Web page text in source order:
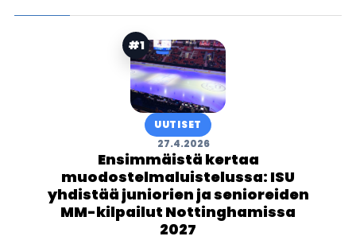
#1
UUTISET
27.4.2026
Ensimmäistä kertaa
muodostelmaluistelussa: ISU
yhdistää juniorien ja senioreiden
MM-kilpailut Nottinghamissa
2027